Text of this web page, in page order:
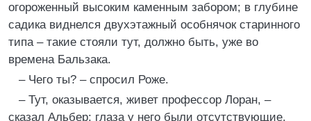
огороженный высоким каменным забором; в глубине
садика виднелся двухэтажный особнячок старинного
типа – такие стояли тут, должно быть, уже во
времена Бальзака.
– Чего ты? – спросил Роже.
– Тут, оказывается, живет профессор Лоран, –
сказал Альбер; глаза у него были отсутствующие.